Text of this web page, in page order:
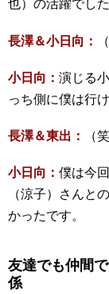
長澤＆小日向：
小日向： 演じる
っち側に僕は行
長澤＆東出： （
小日向： 僕は今
（涼子）さんと
かったです。
友達でも仲間
係